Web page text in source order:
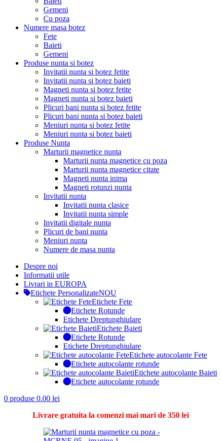
Gemeni
Cu poza
Numere masa botez
Fete
Baieti
Gemeni
Produse nunta si botez
Invitatii nunta si botez fetite
Invitatii nunta si botez baieti
Magneti nunta si botez fetite
Magneti nunta si botez baieti
Plicuri bani nunta si botez fetite
Plicuri bani nunta si botez baieti
Meniuri nunta si botez fetite
Meniuri nunta si botez baieti
Produse Nunta
Marturii magnetice nunta
Marturii nunta magnetice cu poza
Marturii nunta magnetice citate
Magneti nunta inima
Magneti rotunzi nunta
Invitatii nunta
Invitatii nunta clasice
Invitatii nunta simple
Invitatii digitale nunta
Plicuri de bani nunta
Meniuri nunta
Numere de masa nunta
Despre noi
Informatii utile
Livrari in EUROPA
Etichete PersonalizateNOU
Etichete Fete
Etichete Rotunde
Etichete Dreptunghiulare
Etichete Baieti
Etichete Rotunde
Etichete Dreptunghiulare
Etichete autocolante Fete
Etichete autocolante rotunde
Etichete autocolante Baieti
Etichete autocolante rotunde
0 produse 0.00 lei
Livrare gratuita la comenzi mai mari de 350 lei